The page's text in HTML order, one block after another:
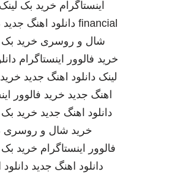
اینستاگرام خرید بک لینک
financial دانلود اهنگ جدید
شال و روسری خرید بک
خرید فالوور اینستاگرام
لینک دانلود اهنگ جدید
اهنگ جدید خرید فالوور
دانلود اهنگ جدید خرید بک
خرید شال و روسری
فالوور اینستاگرام خرید بک
دانلود اهنگ جدید